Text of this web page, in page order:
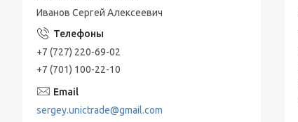
Очистительное оборудование
Амплификатор
Лабораторный стенд
Иванов Сергей Алексеевич
+7 (727) 220-69-02
+7 (701) 100-22-10
sergey.unictrade@gmail.com